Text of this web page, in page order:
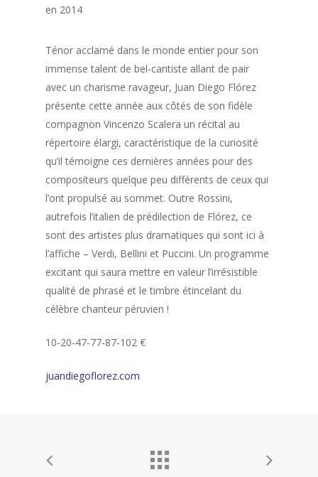
en 2014
Ténor acclamé dans le monde entier pour son
immense talent de bel-cantiste allant de pair
avec un charisme ravageur, Juan Diego Flórez
présente cette année aux côtés de son fidèle
compagnon Vincenzo Scalera un récital au
répertoire élargi, caractéristique de la curiosité
qu’il témoigne ces dernières années pour des
compositeurs quelque peu différents de ceux qui
l’ont propulsé au sommet. Outre Rossini,
autrefois l’italien de prédilection de Flórez, ce
sont des artistes plus dramatiques qui sont ici à
l’affiche – Verdi, Bellini et Puccini. Un programme
excitant qui saura mettre en valeur l’irrésistible
qualité de phrasé et le timbre étincelant du
célèbre chanteur péruvien !
10-20-47-77-87-102 €
juandiegoflorez.com